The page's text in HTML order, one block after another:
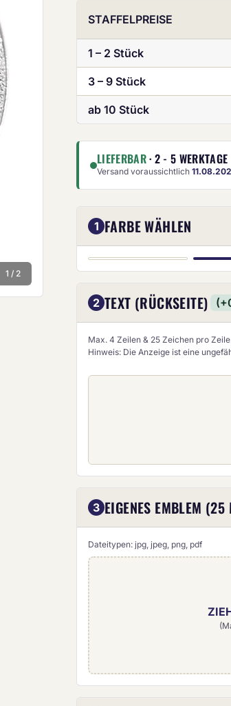
Die Anzeige
1 / 2
STAFFELPREISE
1 – 2 Stück
3 – 9 Stück
ab 10 Stück
LIEFERBAR· 2 - 5 WERKTAGE
Versand voraussichtlich
1 FARBE WÄHLEN
GOLD
2 TEXT (RÜCKSEITE)
Max. 4 Zeilen & 25 Zeichen pro
Hinweis: Die Anzeige ist eine
3 EIGENES EMBLEM (25
Dateitypen: jpg, jpeg, png, pdf